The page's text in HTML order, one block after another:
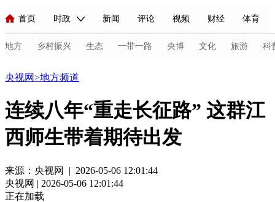
首页 时政 新闻 评论 视频 财经 体育
人民领袖习近平 联播+ 中国领导人 央视快评 习式妙语
直播 栏目大全 节目单 听音 微视频 主持人
海外频道 iPanda English Монгол
地方 乡村振兴 生态 一带一路 央博 文化 旅游 科
新闻 国内 国际 评论 经济
视频
央视网>地方频道
连续八年“重走长征路” 这群江
西师生带着期待出发
来源：央视网 | 2026-05-06 12:01:44
央视网 | 2026-05-06 12:01:44
正在加载